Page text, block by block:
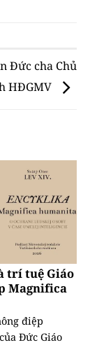
Đức cha Chủ
HĐGMV
trí tuệ Giáo
Magnifica
điệp
Đức Giáo